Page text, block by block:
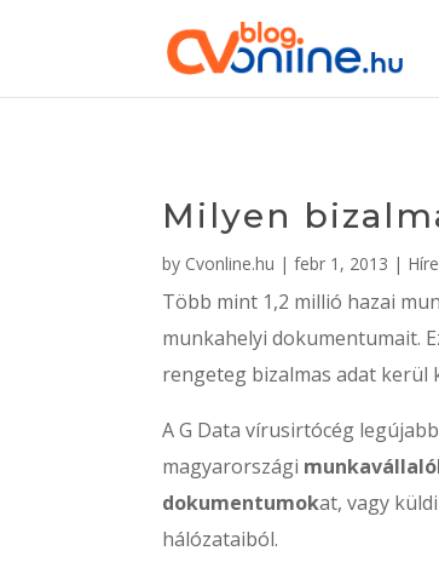
Milyen
by Cvonline.hu |febr 1, 2013 |
Több mint 1,2 millió hazai
munkahelyi dokumentumait.
rengeteg bizalmas adat kerül
A G Data vírusirtócég
magyarországi
dokumentumokat, vagy
hálózataiból.